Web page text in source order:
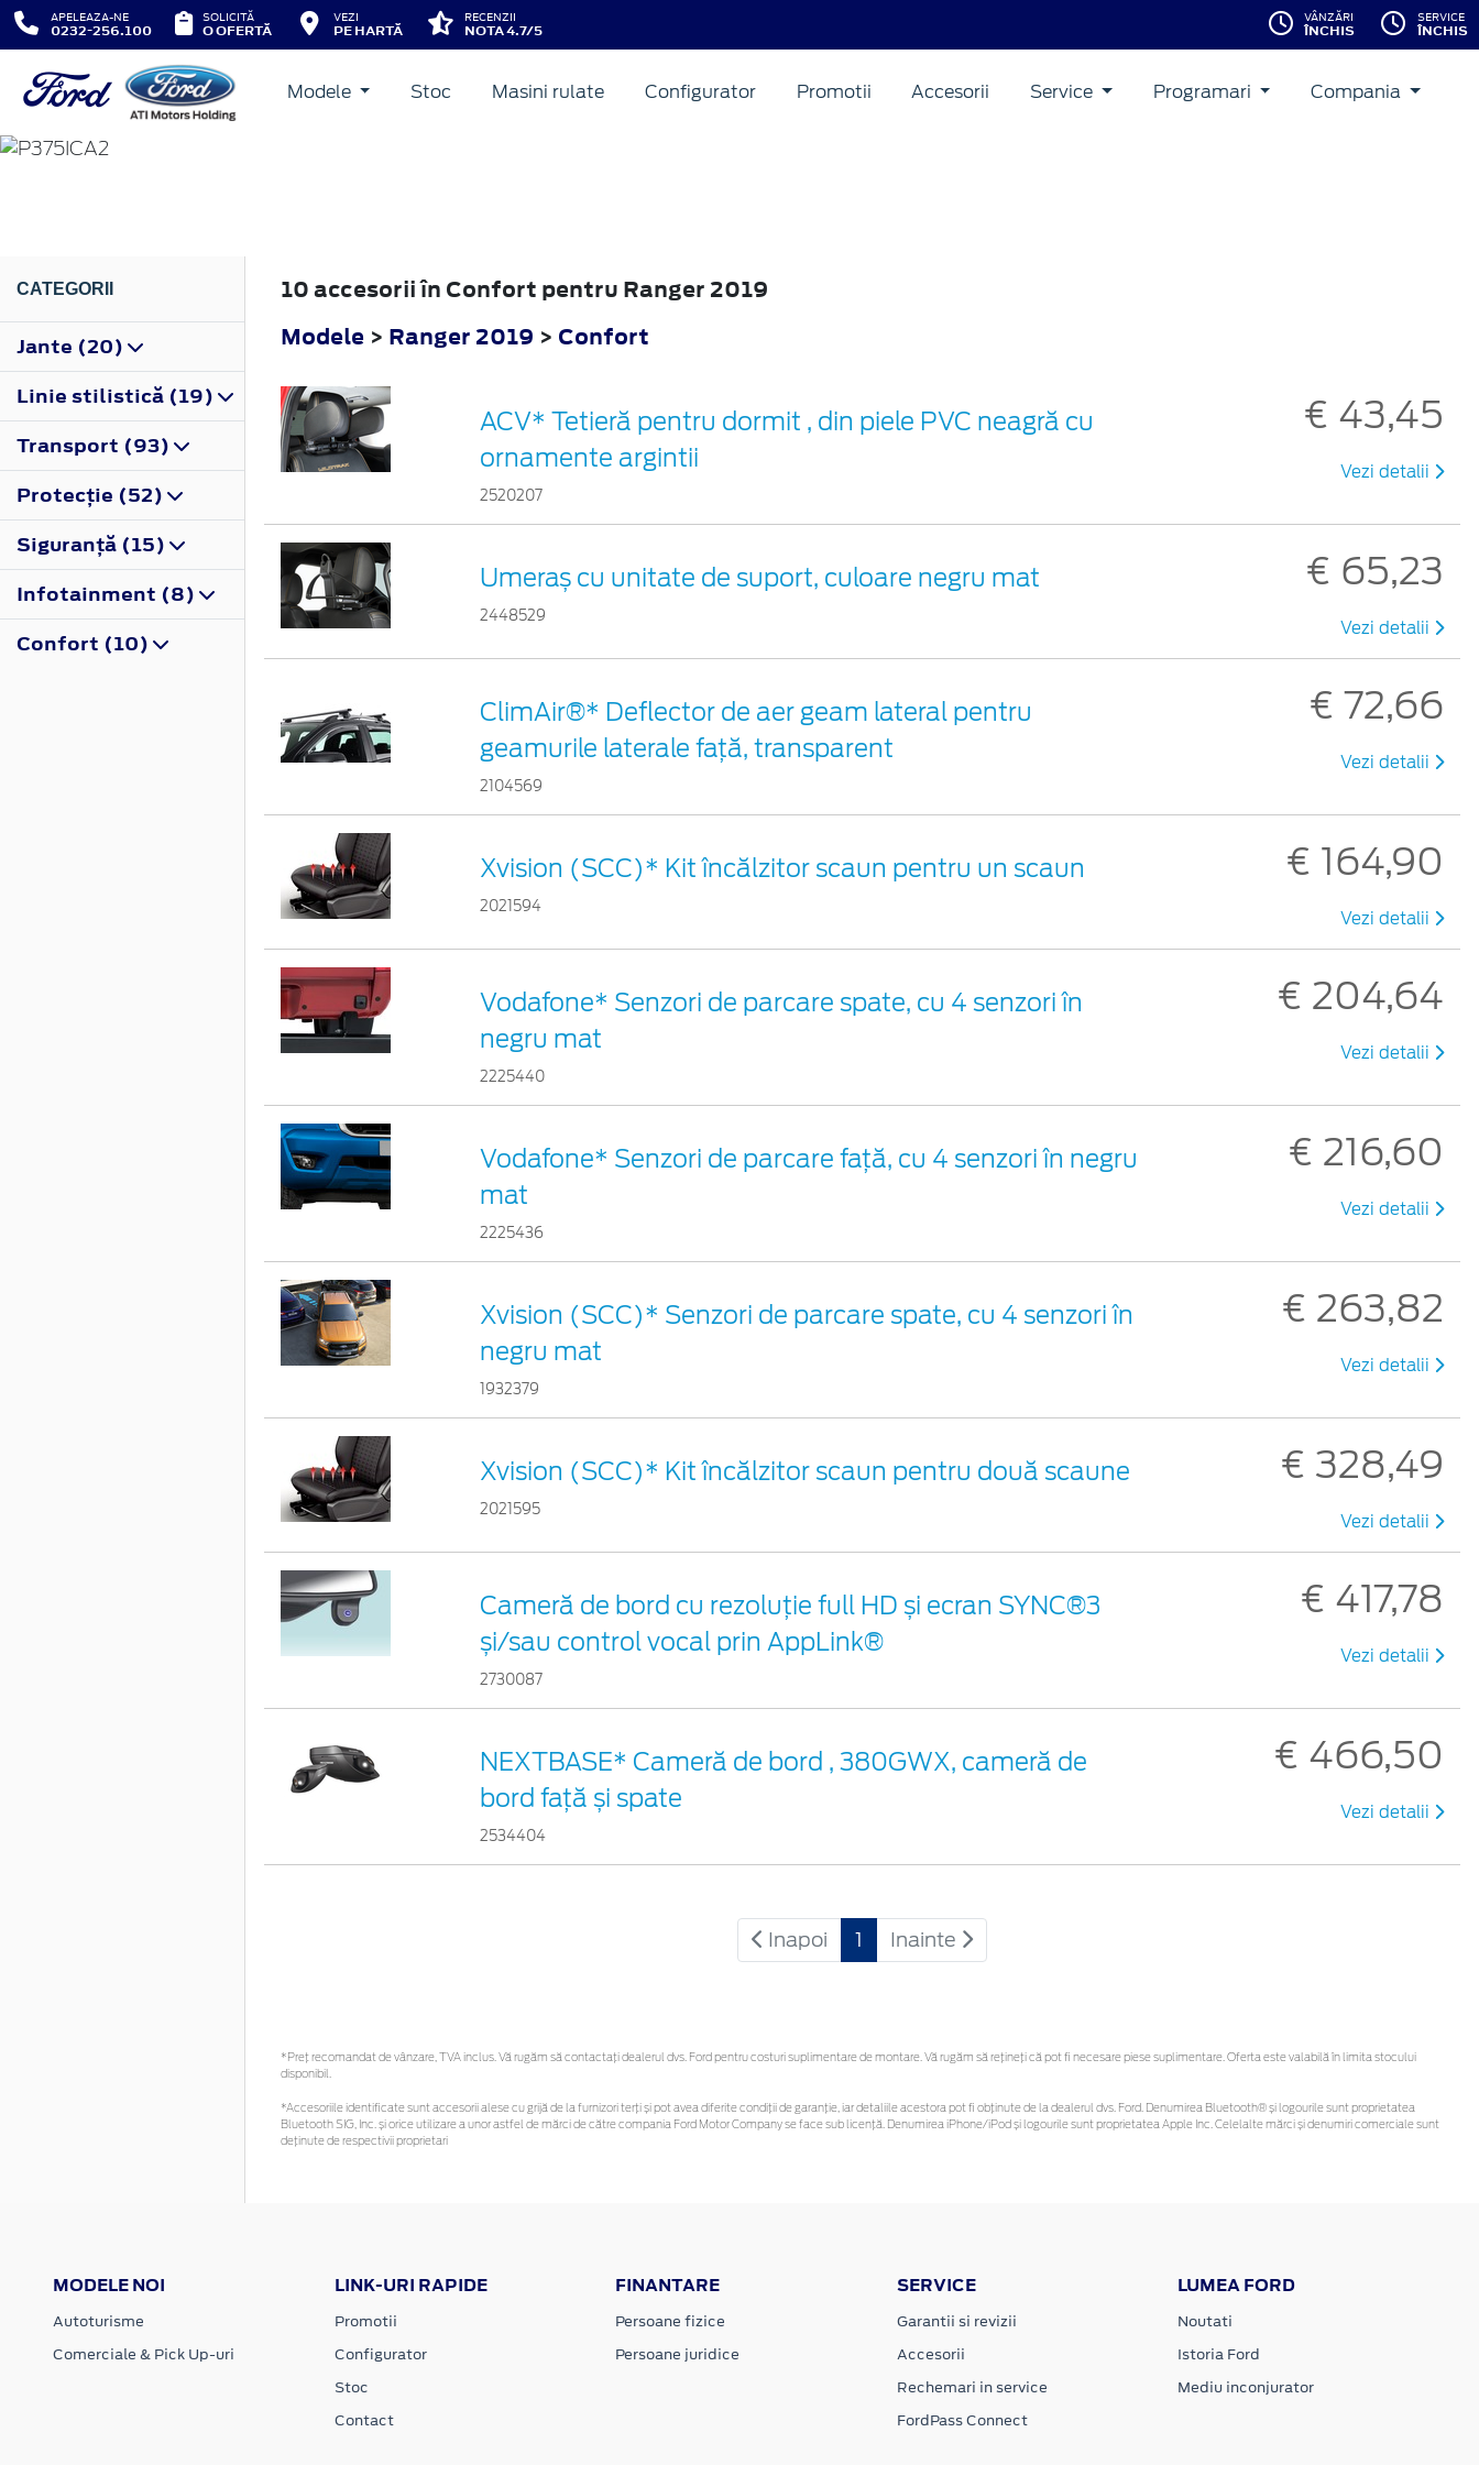
APELEAZA-NE
0232-256.100
SOLICITĂ
O OFERTĂ
VEZI
PE HARTĂ
RECENZII
NOTA 4.7/5
VÂNZĂRI
ÎNCHIS
SERVICE
ÎNCHIS
Modele Stoc Masini rulate Configurator Promotii Accesorii Service Programari Compania
RANGER
CATEGORII
Jante (20)
Linie stilistică (19)
Transport (93)
Protecţie (52)
Siguranţă (15)
Infotainment (8)
Confort (10)
10 accesorii în Confort pentru Ranger 2019
Modele > Ranger 2019 > Confort
ACV* Tetieră pentru dormit , din piele PVC neagră cu
ornamente argintii
2520207
€ 43,45
Vezi detalii
Umeraș cu unitate de suport, culoare negru mat
2448529
€ 65,23
Vezi detalii
ClimAir®* Deflector de aer geam lateral pentru
geamurile laterale faţă, transparent
2104569
€ 72,66
Vezi detalii
Xvision (SCC)* Kit încălzitor scaun pentru un scaun
2021594
€ 164,90
Vezi detalii
Vodafone* Senzori de parcare spate, cu 4 senzori în
negru mat
2225440
€ 204,64
Vezi detalii
Vodafone* Senzori de parcare față, cu 4 senzori în negru
mat
2225436
€ 216,60
Vezi detalii
Xvision (SCC)* Senzori de parcare spate, cu 4 senzori în
negru mat
1932379
€ 263,82
Vezi detalii
Xvision (SCC)* Kit încălzitor scaun pentru două scaune
2021595
€ 328,49
Vezi detalii
Cameră de bord cu rezoluție full HD și ecran SYNC®3
și/sau control vocal prin AppLink®
2730087
€ 417,78
Vezi detalii
NEXTBASE* Cameră de bord , 380GWX, cameră de
bord față și spate
2534404
€ 466,50
Vezi detalii
Inapoi 1 Inainte
*Preţ recomandat de vânzare, TVA inclus. Vă rugăm să contactaţi dealerul dvs. Ford pentru costuri suplimentare de montare. Vă rugăm să rețineți că pot fi necesare piese suplimentare. Oferta este valabilă în limita stocului
disponibil.
*Accesoriile identificate sunt accesorii alese cu grijă de la furnizori terți și pot avea diferite condiții de garanție, iar detaliile acestora pot fi obținute de la dealerul dvs. Ford. Denumirea Bluetooth® și logourile sunt proprietatea
Bluetooth SIG, Inc. și orice utilizare a unor astfel de mărci de către compania Ford Motor Company se face sub licență. Denumirea iPhone/iPod și logourile sunt proprietatea Apple Inc. Celelalte mărci și denumiri comerciale sunt
deținute de respectivii proprietari
MODELE NOI
Autoturisme
Comerciale & Pick Up-uri
LINK-URI RAPIDE
Promotii
Configurator
Stoc
Contact
FINANTARE
Persoane fizice
Persoane juridice
SERVICE
Garantii si revizii
Accesorii
Rechemari in service
FordPass Connect
LUMEA FORD
Noutati
Istoria Ford
Mediu inconjurator